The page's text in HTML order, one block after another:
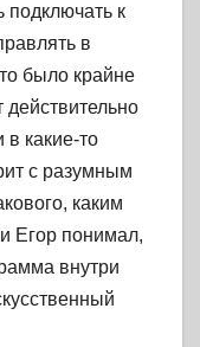
подключать к
в
было крайне
действительно
в какие-то
с разумным
каким
Егор понимал,
внутри